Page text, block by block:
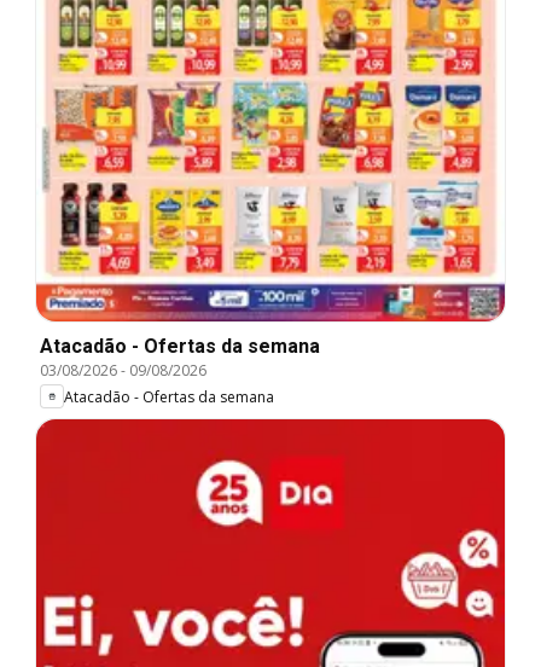
Atacadão - Ofertas da semana
03/08/2026- 09/08/2026
Atacadão - Ofertas da semana